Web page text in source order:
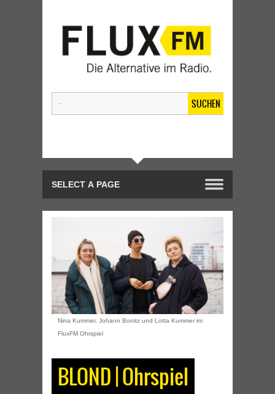
SUCHEN
Nina Kummer, Johann Bonitz und Lotta Kummer im
FluxFM Ohrspiel
BLOND | Ohrspiel